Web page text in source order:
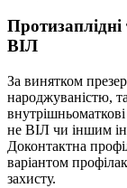
ВІЛ
За винятком
народжуваністю,
внутрішньоматкові
не ВІЛ чи іншим
Доконтактна
варіантом
захисту.